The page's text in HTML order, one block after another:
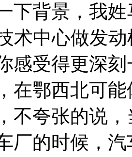
下背景，我
术中心做发
感受得更深
在鄂西北可
不夸张的说
厂的时候，